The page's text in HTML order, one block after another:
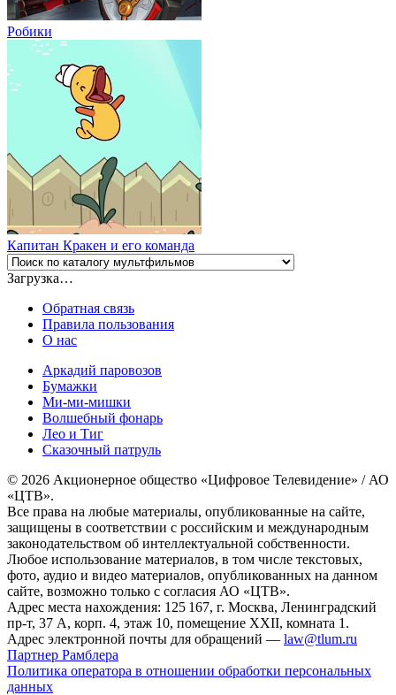
Робики
Капитан Кракен и его команда
Загрузка…
Обратная связь
Правила пользования
О нас
Аркадий паровозов
Бумажки
Ми-ми-мишки
Волшебный фонарь
Лео и Тиг
Сказочный патруль
© 2026 Акционерное общество «Цифровое Телевидение» / АО
«ЦТВ».
Все права на любые материалы, опубликованные на сайте,
защищены в соответствии с российским и международным
законодательством об интеллектуальной собственности.
Любое использование материалов, в том числе текстовых,
фото, аудио и видео материалов, опубликованных на данном
сайте, возможно только с согласия АО «ЦТВ».
Адрес места нахождения: 125 167, г. Москва, Ленинградский
пр-т, 37 А, корп. 4, этаж 10, помещение XXII, комната 1.
Адрес электронной почты для обращений — law@tlum.ru
Партнер Рамблера
Политика оператора в отношении обработки персональных
данных